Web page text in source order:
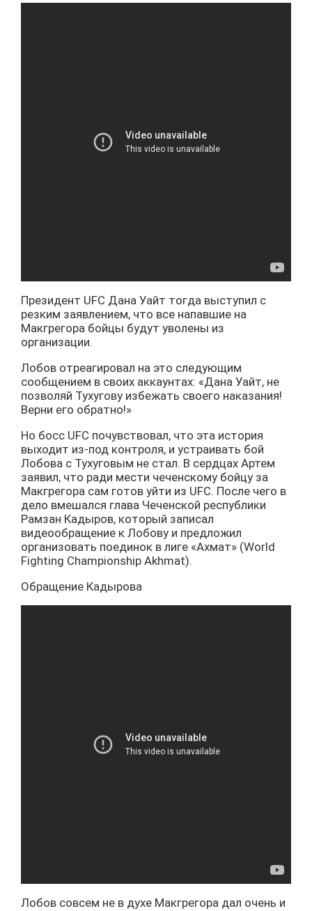
Президент UFC Дана Уайт тогда выступил с
резким заявлением, что все напавшие на
Макгрегора бойцы будут уволены из
организации.
Лобов отреагировал на это следующим
сообщением в своих аккаунтах: «Дана Уайт, не
позволяй Тухугову избежать своего наказания!
Верни его обратно!»
Но босс UFC почувствовал, что эта история
выходит из-под контроля, и устраивать бой
Лобова с Тухуговым не стал. В сердцах Артем
заявил, что ради мести чеченскому бойцу за
Макгрегора сам готов уйти из UFC. После чего в
дело вмешался глава Чеченской республики
Рамзан Кадыров, который записал
видеообращение к Лобову и предложил
организовать поединок в лиге «Ахмат» (World
Fighting Championship Akhmat).
Обращение Кадырова
Лобов совсем не в духе Макгрегора дал очень и